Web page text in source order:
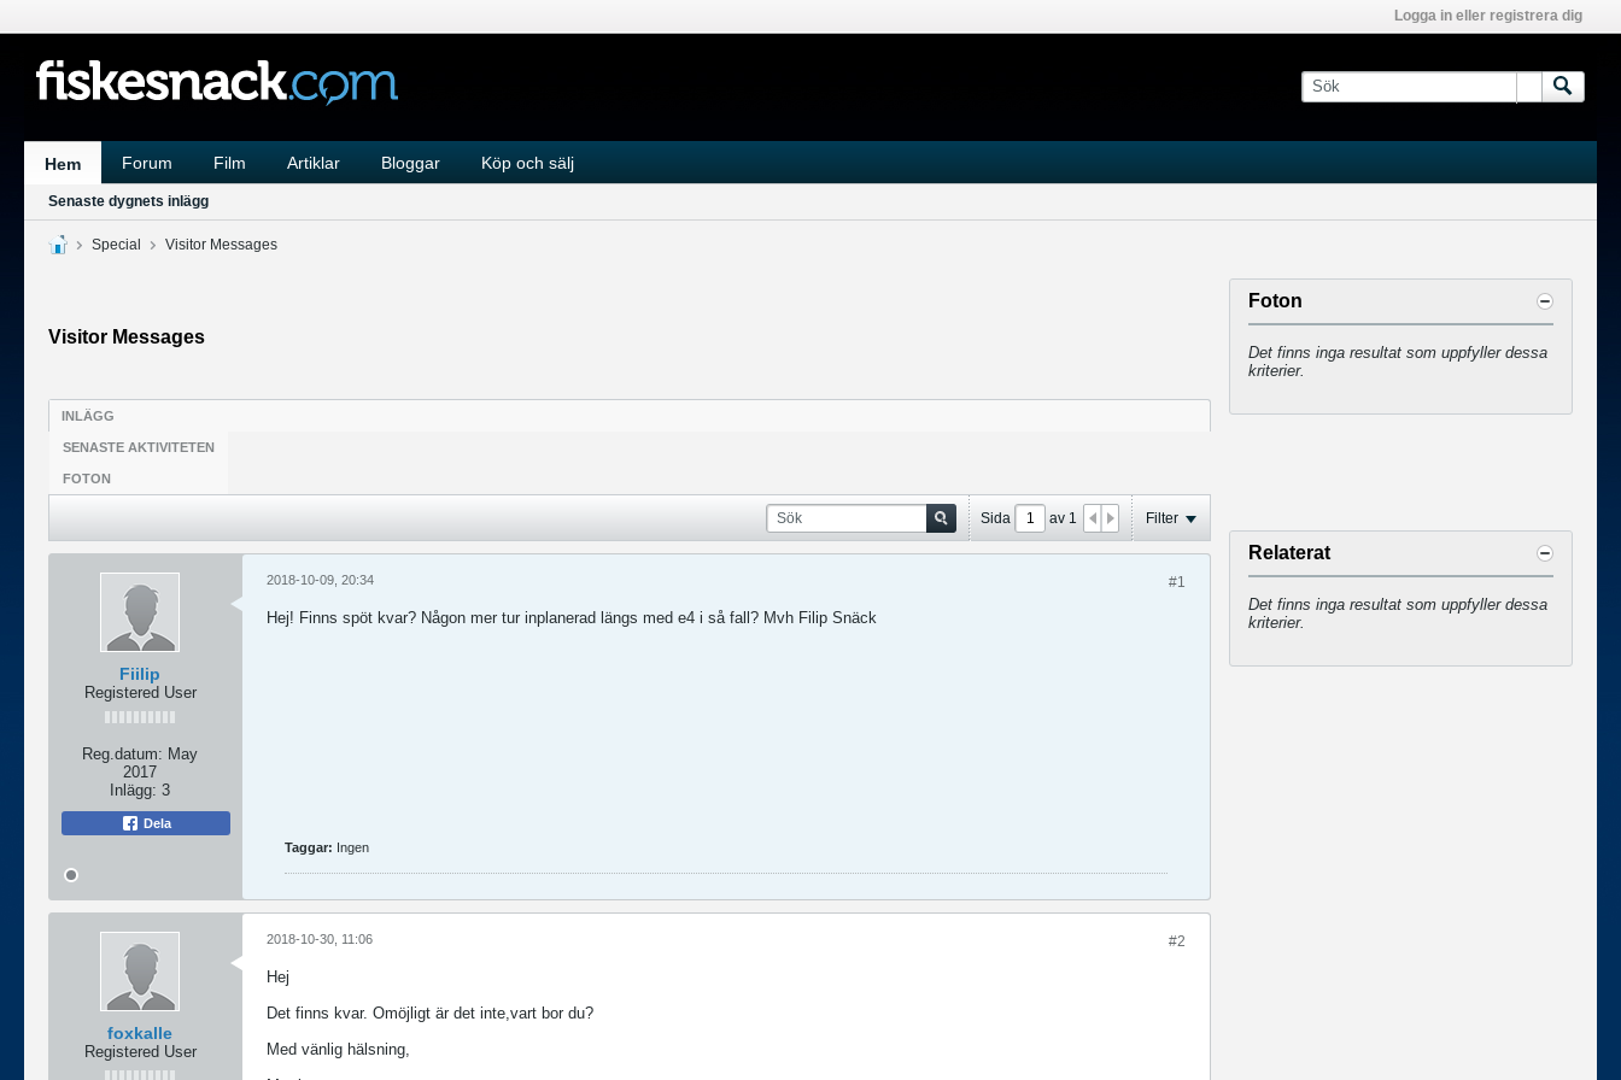
Logga in eller registrera dig
Hem Forum Film Artiklar Bloggar Köp och sälj
Senaste dygnets inlägg
Special Visitor Messages
Visitor Messages
INLÄGG
SENASTE AKTIVITETEN
FOTON
Sida av 1 Filter
Fiilip
Registered User
Reg.datum: May
2017
Inlägg: 3
Dela
#1
2018-10-09, 20:34
Hej! Finns spöt kvar? Någon mer tur inplanerad längs med e4 i så fall? Mvh Filip Snäck
Taggar: Ingen
foxkalle
Registered User
#2
2018-10-30, 11:06
Hej
Det finns kvar. Omöjligt är det inte,vart bor du?
Med vänlig hälsning,
Foton
Det finns inga resultat som uppfyller dessa
kriterier.
Relaterat
Det finns inga resultat som uppfyller dessa
kriterier.